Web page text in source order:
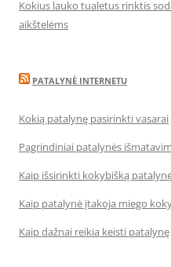
Kokius lauko tualetus rinktis
aikštelėms
PATALYNĖ INTERNETU
Kokią patalynę pasirinkti vasarai
Pagrindiniai patalynės
Kaip išsirinkti kokybišką
Kaip patalynė įtakoja miego
Kaip dažnai reikia keisti patalynę